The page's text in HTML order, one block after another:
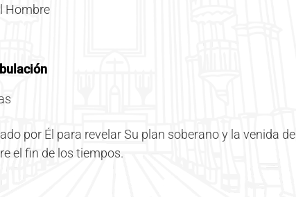
Hombre
por Él para revelar Su plan soberano y la venida de
el fin de los tiempos.